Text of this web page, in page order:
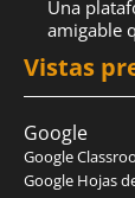
Una
amigable
Vistas
Google
Google
Google Hojas